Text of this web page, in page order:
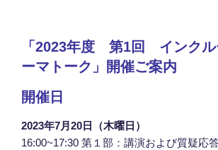
「2023年度 第1回 インクル
ーマトーク」開催ご案内
開催日
2023年7月20日（木曜日）
16:00~17:30 第１部：講演および質疑応